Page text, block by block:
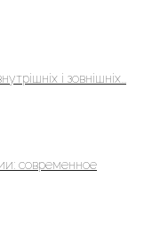
і зовнішніх...
современное